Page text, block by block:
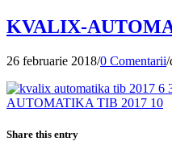
KVALIX-
26 februarie 2018/0 Comentarii/
Share this entry